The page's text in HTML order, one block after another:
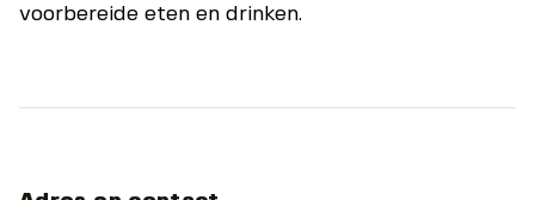
voorbereide eten en drinken.